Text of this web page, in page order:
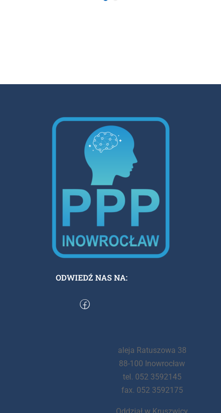
ODWIEDŹ NAS NA:
aleja Ratuszowa 38
88-100 Inowrocław
tel. 052 3592145
fax. 052 3592175